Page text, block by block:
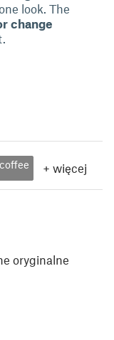
look. The
change
coffee + więcej
oryginalne